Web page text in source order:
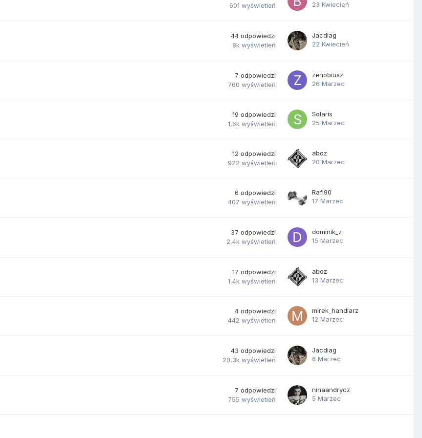
601 wyświetleń
23 Kwiecień
44 odpowiedzi
8k wyświetleń
Jacdiag
22 Kwiecień
7 odpowiedzi
760 wyświetleń
zenobiusz
26 Marzec
19 odpowiedzi
1,6k wyświetleń
Solaris
25 Marzec
12 odpowiedzi
922 wyświetleń
aboz
20 Marzec
6 odpowiedzi
407 wyświetleń
Rafi90
17 Marzec
37 odpowiedzi
2,4k wyświetleń
dominik_z
15 Marzec
17 odpowiedzi
1,4k wyświetleń
aboz
13 Marzec
4 odpowiedzi
442 wyświetleń
mirek_handlarz
12 Marzec
43 odpowiedzi
20,3k wyświetleń
Jacdiag
6 Marzec
7 odpowiedzi
755 wyświetleń
ninaandrycz
5 Marzec